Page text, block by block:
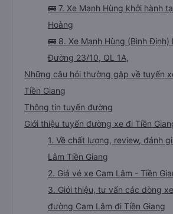
🚌 7. Xe Mạnh Hùng khởi hành
Hoàng
🚌 8. Xe Mạnh Hùng (Bình Định)
Đường 23/10, QL 1A,
Những câu hỏi thường gặp về tuyến
Tiền Giang
Thông tin tuyến đường
Giới thiệu tuyến đường xe đi Tiền
1. Về chất lượng, review, đánh
Lâm Tiền Giang
2. Giá vé xe Cam Lâm - Tiền
3. Giới thiệu, tư vấn các dòng
đường Cam Lâm đi Tiền Giang